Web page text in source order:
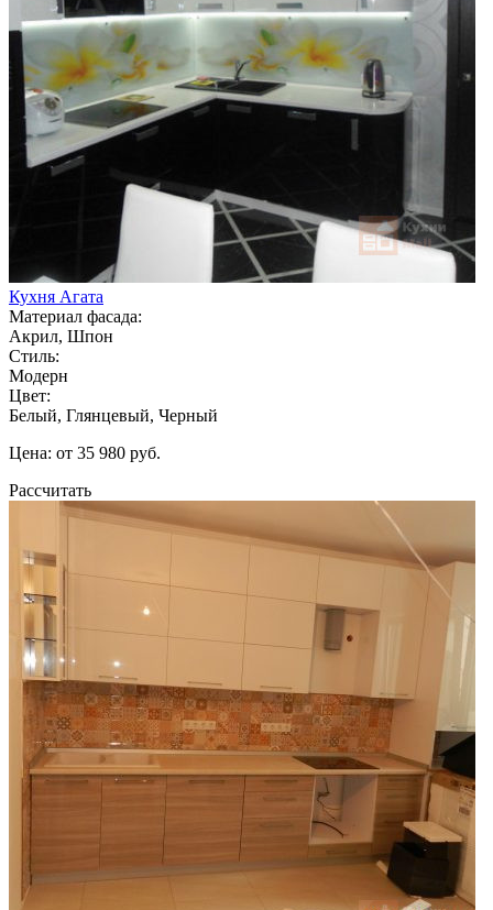
Кухня Агата
Материал фасада:
Акрил, Шпон
Стиль:
Модерн
Цвет:
Белый, Глянцевый, Черный
Цена: от 35 980 руб.
Рассчитать